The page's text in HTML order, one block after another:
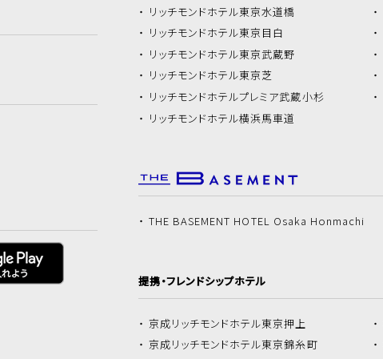
リッチモンドホテル東京水道橋
リッチモンドホテル東京目白
リッチモンドホテル東京武蔵野
リッチモンドホテル東京芝
リッチモンドホテルプレミア武蔵小杉
リッチモンドホテル横浜馬車道
THE BASEMENT HOTEL Osaka Honmachi
提携・フレンドシップホテル
京成リッチモンドホテル東京押上
京成リッチモンドホテル東京錦糸町